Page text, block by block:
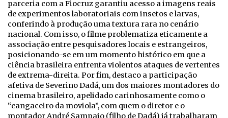
parceria com a Fiocruz garantiu acesso a imagens reais
de experimentos laboratoriais com insetos e larvas,
conferindo à produção uma textura rara no cenário
nacional. Com isso, o filme problematiza eticamente a
associação entre pesquisadores locais e estrangeiros,
posicionando-se em um momento histórico em que a
ciência brasileira enfrenta violentos ataques de vertentes
de extrema-direita. Por fim, destaco a participação
afetiva de Severino Dadá, um dos maiores montadores do
cinema brasileiro, apelidado carinhosamente como o
“cangaceiro da moviola”, com quem o diretor e o